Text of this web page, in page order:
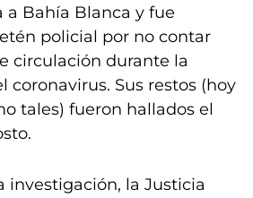
a Bahía Blanca y fue
policial por no contar
circulación durante la
coronavirus. Sus restos (hoy
tales) fueron hallados el
investigación, la Justicia